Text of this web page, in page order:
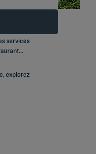
services
explorez